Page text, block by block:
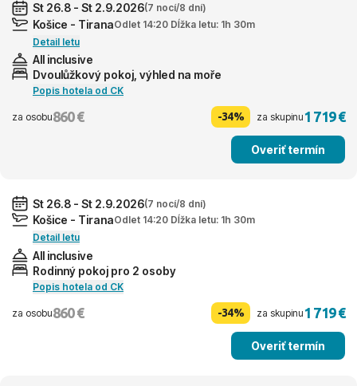
St 26.8 - St 2.9.2026(7 nocí/8 dní)
Košice - TiranaOdlet 14:20 Dĺžka letu: 1h 30m
Detail letu
All inclusive
Dvoulůžkový pokoj, výhled na moře
Popis hotela od CK
za osobu860 € -34% za skupinu1 719 €
Overiť termín
St 26.8 - St 2.9.2026(7 nocí/8 dní)
Košice - TiranaOdlet 14:20 Dĺžka letu: 1h 30m
Detail letu
All inclusive
Rodinný pokoj pro 2 osoby
Popis hotela od CK
za osobu860 € -34% za skupinu1 719 €
Overiť termín